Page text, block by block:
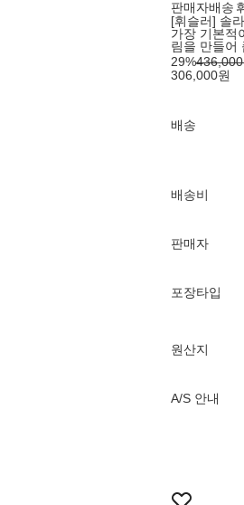
판매자배송
[휘슬러] 솔
가장 기본적
림을 만들어
29%436,000
306,000원
배송
배송비
판매자
포장타입
원산지
A/S 안내